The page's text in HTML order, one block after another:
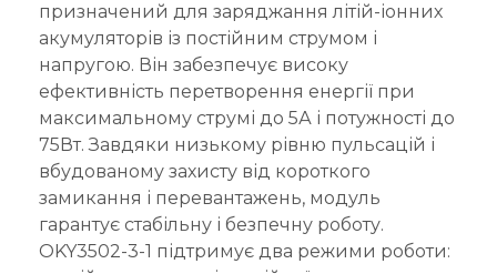
призначений для заряджання літій-іонних
акумуляторів із постійним струмом і
напругою. Він забезпечує високу
ефективність перетворення енергії при
максимальному струмі до 5А і потужності до
75Вт. Завдяки низькому рівню пульсацій і
вбудованому захисту від короткого
замикання і перевантажень, модуль
гарантує стабільну і безпечну роботу.
OKY3502-3-1 підтримує два режими роботи: